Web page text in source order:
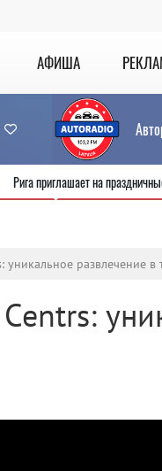
АФИША
Рига приглашает на
развлечение в